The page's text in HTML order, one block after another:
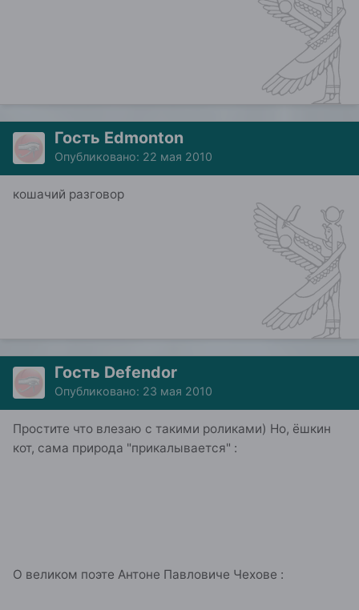
Гость Edmonton
Опубликовано: 22 мая 2010
кошачий разговор
Гость Defendor
Опубликовано: 23 мая 2010
Простите что влезаю с такими роликами) Но, ёшкин
кот, сама природа "прикалывается" :
О великом поэте Антоне Павловиче Чехове :